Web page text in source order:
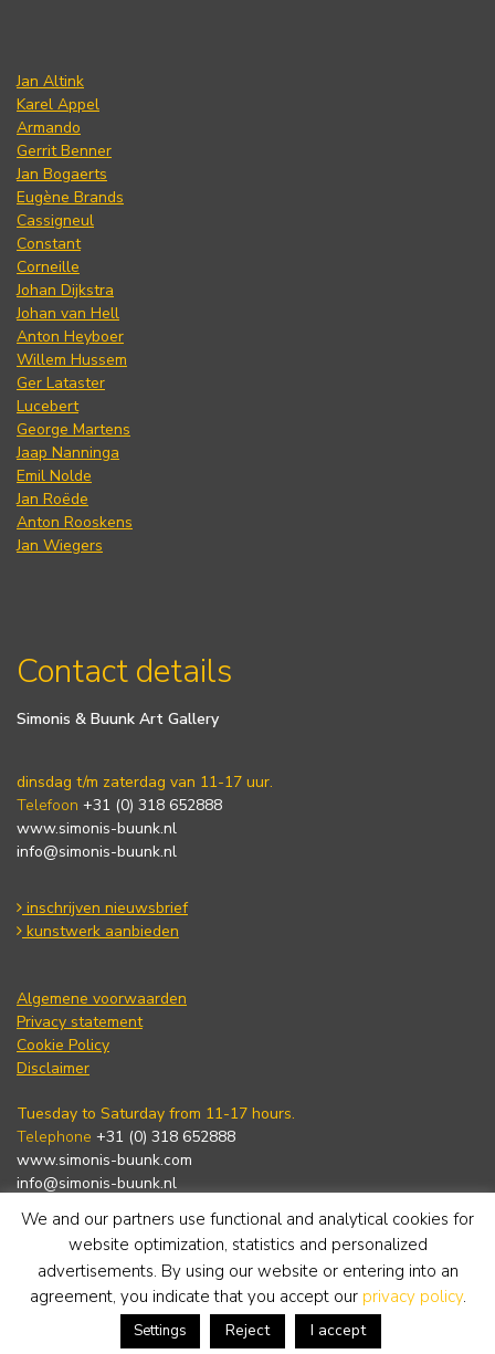
Jan Altink
Karel Appel
Armando
Gerrit Benner
Jan Bogaerts
Eugène Brands
Cassigneul
Constant
Corneille
Johan Dijkstra
Johan van Hell
Anton Heyboer
Willem Hussem
Ger Lataster
Lucebert
George Martens
Jaap Nanninga
Emil Nolde
Jan Roëde
Anton Rooskens
Jan Wiegers
Contact details
Simonis & Buunk Art Gallery
dinsdag t/m zaterdag van 11-17 uur.
Telefoon +31 (0) 318 652888
www.simonis-buunk.nl
info@simonis-buunk.nl
inschrijven nieuwsbrief
kunstwerk aanbieden
Algemene voorwaarden
Privacy statement
Cookie Policy
Disclaimer
Tuesday to Saturday from 11-17 hours.
Telephone +31 (0) 318 652888
www.simonis-buunk.com
info@simonis-buunk.nl
subscribe to newsletter
We and our partners use functional and analytical cookies for
website optimization, statistics and personalized
advertisements. By using our website or entering into an
agreement, you indicate that you accept our privacy policy.
Settings Reject I accept